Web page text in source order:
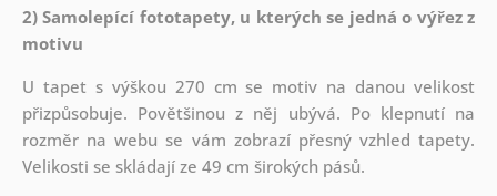
2) Samolepící fototapety, u kterých se jedná o výřez z
motivu
U tapet s výškou 270 cm se motiv na danou velikost
přizpůsobuje. Povětšinou z něj ubývá. Po klepnutí na
rozměr na webu se vám zobrazí přesný vzhled tapety.
Velikosti se skládají ze 49 cm širokých pásů.